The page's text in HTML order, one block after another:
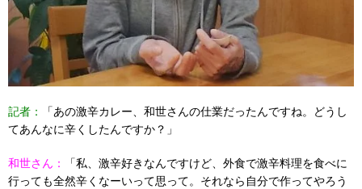
記者：
「あの激辛カレー、和世さんの仕業だったんですね。どうし
てあんなに辛くしたんですか？」
和世さん：
「私、激辛好きなんですけど、外食で激辛料理を食べに
行っても全然辛くなーいって思って。それなら自分で作ってやろう